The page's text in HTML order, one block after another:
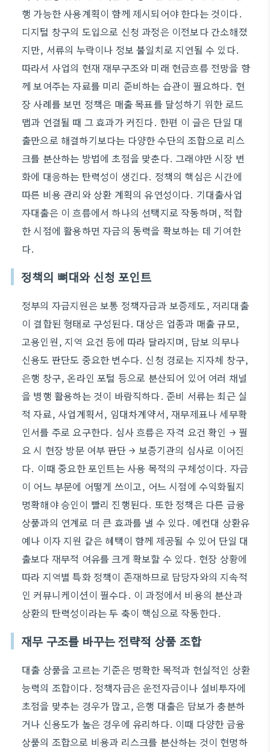
행 가능한 사용계획이 함께 제시되어야 한다는 것이다.
디지털 창구의 도입으로 신청 과정은 이전보다 간소해졌
지만, 서류의 누락이나 정보 불일치로 지연될 수 있다.
따라서 사업의 현재 재무구조와 미래 현금흐름 전망을 함
께 보여주는 자료를 미리 준비하는 습관이 필요하다. 현
장 사례를 보면 정책은 매출 목표를 달성하기 위한 로드
맵과 연결될 때 그 효과가 커진다. 한편 이 글은 단일 대
출만으로 해결하기보다는 다양한 수단의 조합으로 리스
크를 분산하는 방법에 초점을 맞춘다. 그래야만 시장 변
화에 대응하는 탄력성이 생긴다. 정책의 핵심은 시간에
따른 비용 관리와 상환 계획의 유연성이다. 기대출사업
자대출은 이 흐름에서 하나의 선택지로 작동하며, 적합
한 시점에 활용하면 자금의 동력을 확보하는 데 기여한
다.
정책의 뼈대와 신청 포인트
정부의 자금지원은 보통 정책자금과 보증제도, 저리대출
이 결합된 형태로 구성된다. 대상은 업종과 매출 규모,
고용인원, 지역 요건 등에 따라 달라지며, 담보 의무나
신용도 판단도 중요한 변수다. 신청 경로는 지자체 창구,
은행 창구, 온라인 포털 등으로 분산되어 있어 여러 채널
을 병행 활용하는 것이 바람직하다. 준비 서류는 최근 실
적 자료, 사업계획서, 임대차계약서, 재무제표나 세무확
인서를 주로 요구한다. 심사 흐름은 자격 요건 확인 → 필
요 시 현장 방문 여부 판단 → 보증기관의 심사로 이어진
다. 이때 중요한 포인트는 사용 목적의 구체성이다. 자금
이 어느 부문에 어떻게 쓰이고, 어느 시점에 수익화될지
명확해야 승인이 빨리 진행된다. 또한 정책은 다른 금융
상품과의 연계로 더 큰 효과를 낼 수 있다. 예컨대 상환유
예나 이자 지원 같은 혜택이 함께 제공될 수 있어 단일 대
출보다 재무적 여유를 크게 확보할 수 있다. 현장 상황에
따라 지역별 특화 정책이 존재하므로 담당자와의 지속적
인 커뮤니케이션이 필수다. 이 과정에서 비용의 분산과
상환의 탄력성이라는 두 축이 핵심으로 작동한다.
재무 구조를 바꾸는 전략적 상품 조합
대출 상품을 고르는 기준은 명확한 목적과 현실적인 상환
능력의 조합이다. 정책자금은 운전자금이나 설비투자에
초점을 맞추는 경우가 많고, 은행 대출은 담보가 충분하
거나 신용도가 높은 경우에 유리하다. 이때 다양한 금융
상품의 조합으로 비용과 리스크를 분산하는 것이 현명하